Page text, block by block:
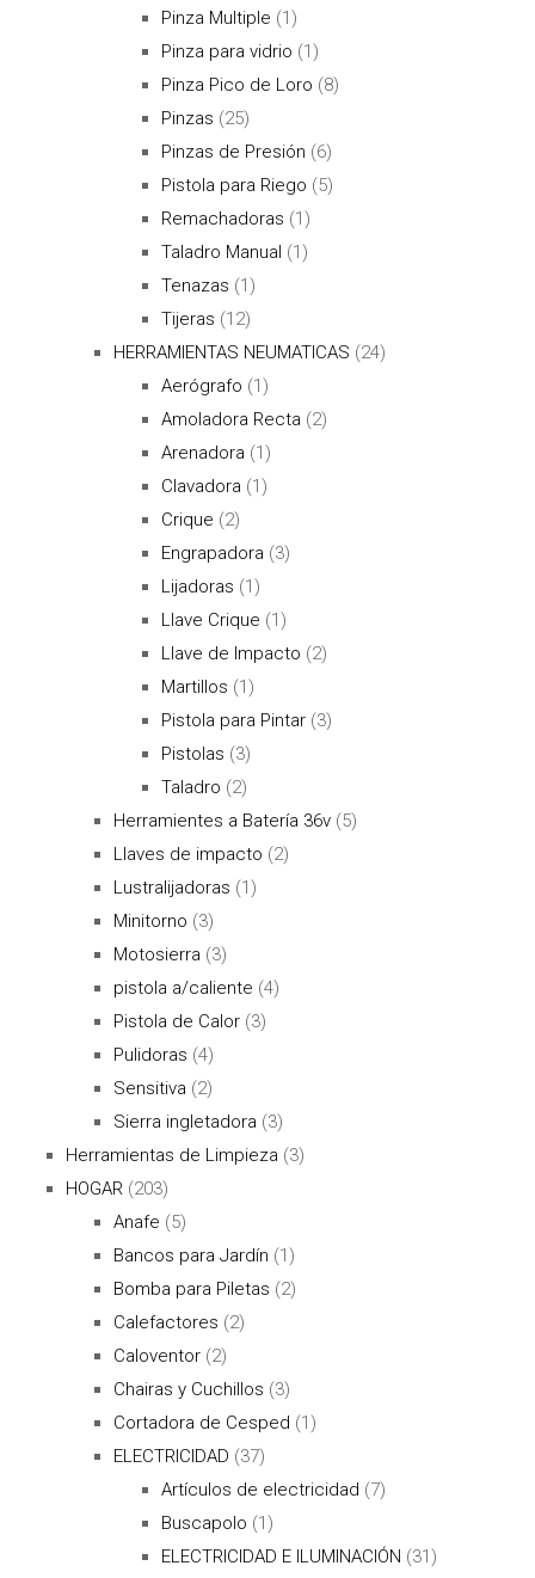
Pinza Multiple (1)
Pinza para vidrio (1)
Pinza Pico de Loro (8)
Pinzas (25)
Pinzas de Presión (6)
Pistola para Riego (5)
Remachadoras (1)
Taladro Manual (1)
Tenazas (1)
Tijeras (12)
HERRAMIENTAS NEUMATICAS (24)
Aerógrafo (1)
Amoladora Recta (2)
Arenadora (1)
Clavadora (1)
Crique (2)
Engrapadora (3)
Lijadoras (1)
Llave Crique (1)
Llave de Impacto (2)
Martillos (1)
Pistola para Pintar (3)
Pistolas (3)
Taladro (2)
Herramientes a Batería 36v (5)
Llaves de impacto (2)
Lustralijadoras (1)
Minitorno (3)
Motosierra (3)
pistola a/caliente (4)
Pistola de Calor (3)
Pulidoras (4)
Sensitiva (2)
Sierra ingletadora (3)
Herramientas de Limpieza (3)
HOGAR (203)
Anafe (5)
Bancos para Jardín (1)
Bomba para Piletas (2)
Calefactores (2)
Caloventor (2)
Chairas y Cuchillos (3)
Cortadora de Cesped (1)
ELECTRICIDAD (37)
Artículos de electricidad (7)
Buscapolo (1)
ELECTRICIDAD E ILUMINACIÓN (31)